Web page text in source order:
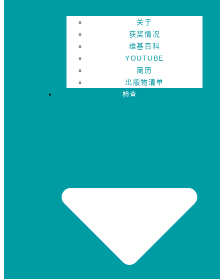
关于
获奖情况
维基百科
YOUTUBE
简历
出版物清单
检查